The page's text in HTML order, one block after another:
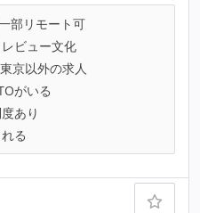
部リモート可
ビュー文化
東京以外の求人
がいる
あり
る